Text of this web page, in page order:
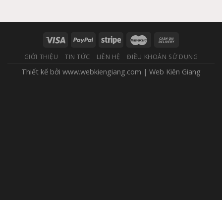
GIỚI THIỆU TIN TỨC LIÊN HỆ ĐIỀU KHOẢN SỬ DỤNG
Thiết kế bởi www.webkiengiang.com | Web Kiên Giang